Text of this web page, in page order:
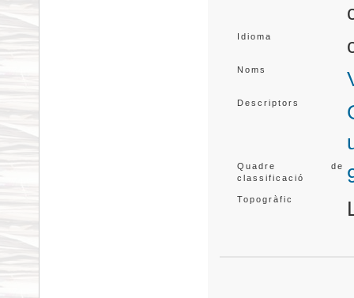
Idioma
Noms
Descriptors
Quadre de
classificació
Topogràfic